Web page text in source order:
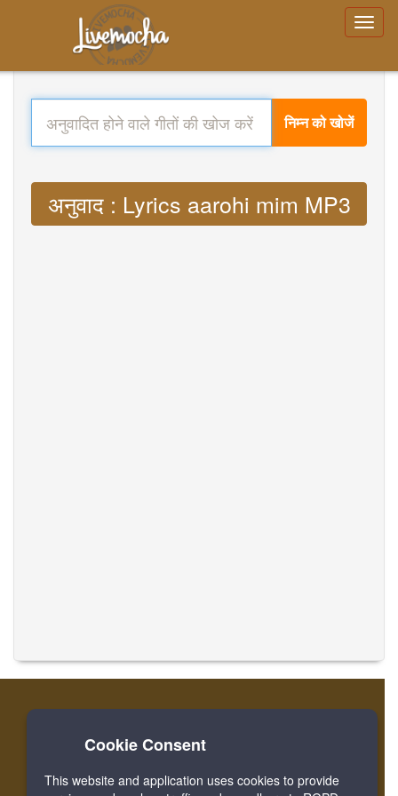
निम्न को खोजें
अनुवाद : Lyrics aarohi mim MP3
लॉग इन करें रजिस्टर करें
Facebook Twitter Bookmark
Cookie Consent
This website and application uses cookies to provide